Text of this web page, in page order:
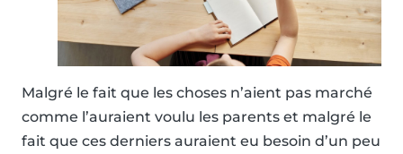
Malgré le fait que les choses n’aient pas marché
comme l’auraient voulu les parents et malgré le
fait que ces derniers auraient eu besoin d’un peu